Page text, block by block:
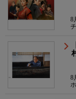
8
8